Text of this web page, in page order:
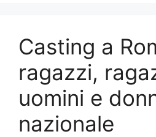
Casting a
ragazzi,
uomini e
nazionale